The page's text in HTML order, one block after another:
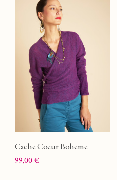
Cache Coeur Boheme
Prix
99,00 €